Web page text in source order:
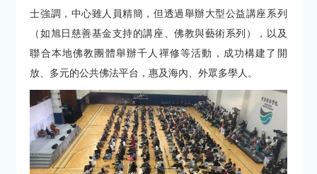
士強調，中心雖人員精簡，但透過舉辦大型公益講座系列
（如旭日慈善基金支持的講座、佛教與藝術系列），以及
聯合本地佛教團體舉辦千人禪修等活動，成功構建了開
放、多元的公共佛法平台，惠及海內、外眾多學人。